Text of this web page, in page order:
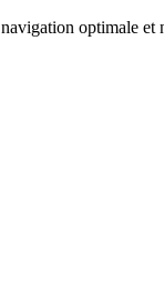
optimale et